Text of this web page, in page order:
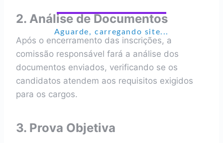
Aguarde, carregando site...
2. Análise de Documentos
Após o encerramento das inscrições, a
comissão responsável fará a análise dos
documentos enviados, verificando se os
candidatos atendem aos requisitos exigidos
para os cargos.
3. Prova Objetiva